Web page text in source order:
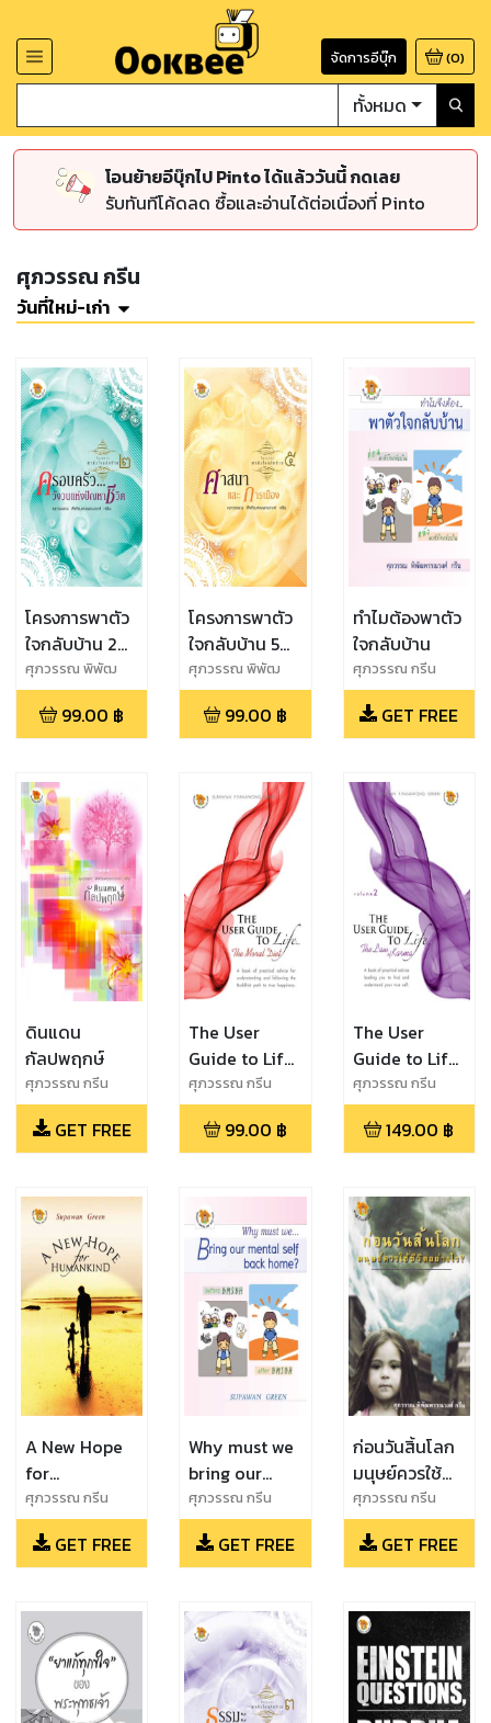
จัดการอีบุ๊ก (0)
ทั้งหมด
โอนย้ายอีบุ๊กไป Pinto ได้แล้ววันนี้ กดเลย
รับทันทีโค้ดลด ซื้อและอ่านได้ต่อเนื่องที่ Pinto
ศุภวรรณ กรีน
วันที่ใหม่-เก่า
โครงการพาตัว
ใจกลับบ้าน 2
"ครอบครัว...วังวน
แห่งปัญหา
ชีวิต"
ศุภวรรณ พิพัฒ
พรรณวงศ์ กรีน
99.00 ฿
โครงการพาตัว
ใจกลับบ้าน 5
"ศาสนา และ
การเมือง"
ศุภวรรณ พิพัฒ
พรรณวงศ์ กรีน
99.00 ฿
ทำไมต้องพาตัว
ใจกลับบ้าน
ศุภวรรณ กรีน
GET FREE
ดินแดน
กัลปพฤกษ์
ศุภวรรณ กรีน
GET FREE
The User
Guide to Life
The Moral
Diet
ศุภวรรณ กรีน
99.00 ฿
The User
Guide to Life
The Law of
Karma
ศุภวรรณ กรีน
149.00 ฿
A New Hope
for
Humankind
ศุภวรรณ กรีน
GET FREE
Why must we
bring our
mental self
back home
ศุภวรรณ กรีน
GET FREE
ก่อนวันสิ้นโลก
มนุษย์ควรใช้
ชีวิตอย่างไร
ศุภวรรณ กรีน
GET FREE